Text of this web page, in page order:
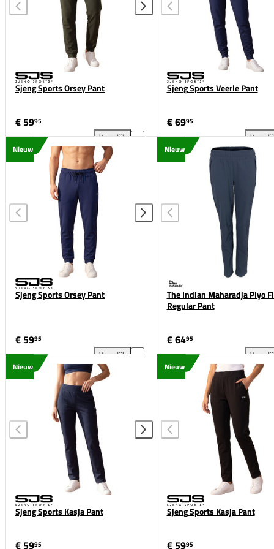
Sjeng Sports Orsey Pant
€ 5995
Vergelijk
Sjeng Sports Orsey Pant toevoegen aan vergelijking
Sjeng Sports Veerle Pant
€ 6995
Nieuw
Sjeng Sports Orsey Pant
€ 5995
Vergelijk
Sjeng Sports Orsey Pant toevoegen aan vergelijking
Nieuw
The Indian Maharadja Plyo
Regular Pant
€ 6495
Nieuw
Sjeng Sports Kasja Pant
€ 5995
Nieuw
Sjeng Sports Kasja Pant
€ 5995